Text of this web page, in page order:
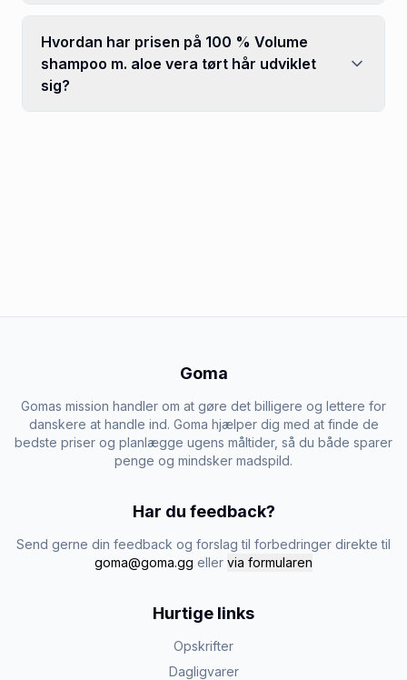
Hvordan har prisen på 100 % Volume
shampoo m. aloe vera tørt hår udviklet
sig?
Goma
Gomas mission handler om at gøre det billigere og lettere for
danskere at handle ind. Goma hjælper dig med at finde de
bedste priser og planlægge ugens måltider, så du både sparer
penge og mindsker madspild.
Har du feedback?
Send gerne din feedback og forslag til forbedringer direkte til
goma@goma.gg eller via formularen
Hurtige links
Opskrifter
Dagligvarer